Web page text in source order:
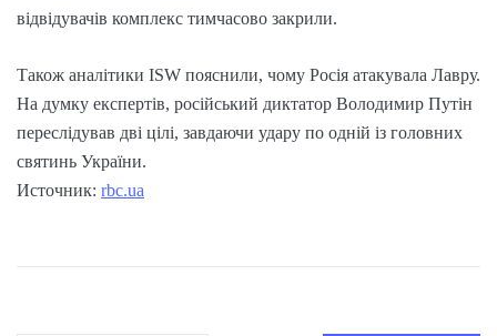
відвідувачів комплекс тимчасово закрили.
Також аналітики ISW пояснили, чому Росія атакувала Лавру.
На думку експертів, російський диктатор Володимир Путін
переслідував дві цілі, завдаючи удару по одній із головних
святинь України.
Источник: rbc.ua